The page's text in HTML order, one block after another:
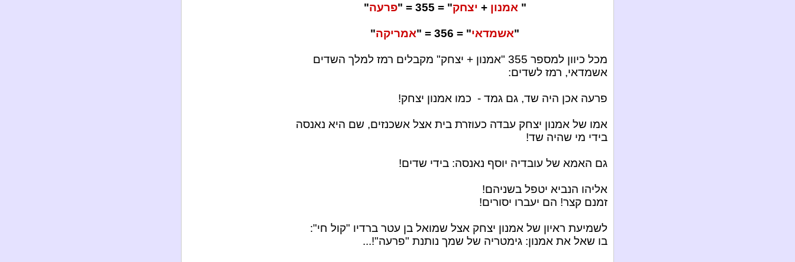
" אמנון + יצחק" = 355 = " פרעה"
"אשמדאי" = 356 = " אמריקה"
מכל כיוון למספר 355 "אמנון + יצחק" מקבלים רמז למלך השדים
אשמדאי, רמז לשדים:
פרעה אכן היה שד, גם גמד - כמו אמנון יצחק!
אמו של אמנון יצחק עבדה כעוזרת בית אצל אשכנזים, שם היא נאנסה
בידי מי שהיה שד!
גם האמא של עובדיה יוסף נאנסה: בידי שדים!
אליהו הנביא יטפל בשניהם!
זמנם קצר! הם יעברו יסורים!
לשמיעת ראיון של אמנון יצחק אצל שמואל בן עטר ברדיו "קול חי":
בו שאל את אמנון: גימטריה של שמך נותנת "פרעה"!...